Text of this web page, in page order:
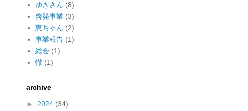
ゆきさん (8)
啓発事業 (3)
恵ちゃん (2)
事業報告 (1)
総会 (1)
轍 (1)
archive
► 2024 (34)